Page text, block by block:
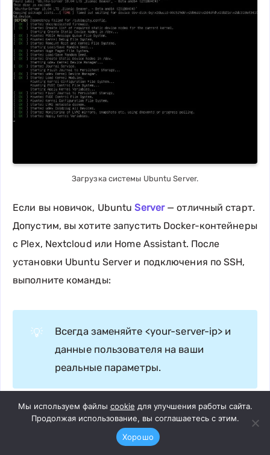
Загрузка системы Ubuntu Server.
Если вы новичок, UbuntuServer— отличный старт.
Допустим, вы хотите запустить Docker-контейнеры
с Plex, Nextcloud или Home Assistant. После
установки Ubuntu Server и подключения по SSH,
выполните команды:
💡
Всегда заменяйте <your-server-ip> и
данные пользователя на ваши
реальные параметры.
sudo apt
update
docker.io
Copy
Мы используем файлы cookie для улучшения работы сайта.
Продолжая использование, вы соглашаетесь с этим.
Хорошо